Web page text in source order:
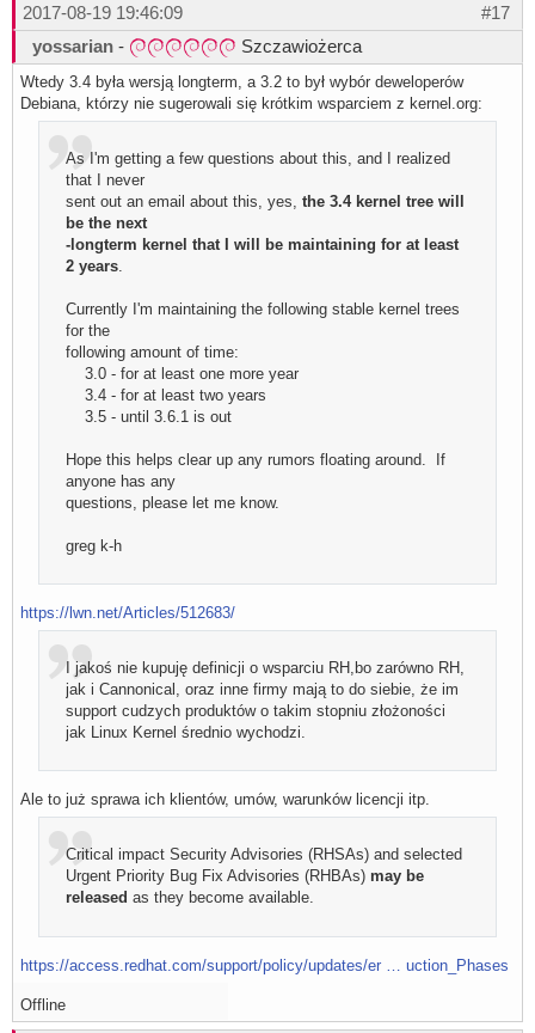
#17
2017-08-19 19:46:09
yossarian - Szczawiożerca
Wtedy 3.4 była wersją longterm, a 3.2 to był wybór deweloperów
Debiana, którzy nie sugerowali się krótkim wsparciem z kernel.org:
As I'm getting a few questions about this, and I realized
that I never
sent out an email about this, yes,the 3.4 kernel tree will
be the next
-longterm kernel that I will be maintaining for at least
2 years.
Currently I'm maintaining the following stable kernel trees
for the
following amount of time:
3.0 - for at least one more year
3.4 - for at least two years
3.5 - until 3.6.1 is out
Hope this helps clear up any rumors floating around. If
anyone has any
questions, please let me know.
greg k-h
https://lwn.net/Articles/512683/
I jakoś nie kupuję definicji o wsparciu RH,bo zarówno RH,
jak i Cannonical, oraz inne firmy mają to do siebie, że im
support cudzych produktów o takim stopniu złożoności
jak Linux Kernel średnio wychodzi.
Ale to już sprawa ich klientów, umów, warunków licencji itp.
Critical impact Security Advisories (RHSAs) and selected
Urgent Priority Bug Fix Advisories (RHBAs) may be
released as they become available.
https://access.redhat.com/support/policy/updates/er … uction_Phases
Offline